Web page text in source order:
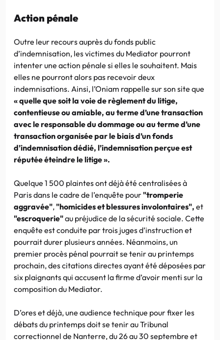
Action pénale
Outre leur recours auprès du fonds public
d’indemnisation, les victimes du Mediator pourront
intenter une action pénale si elles le souhaitent. Mais
elles ne pourront alors pas recevoir deux
indemnisations. Ainsi, l’Oniam rappelle sur son site que
« quelle que soit la voie de règlement du litige,
contentieuse ou amiable, au terme d’une transaction
avec le responsable du dommage ou au terme d’une
transaction organisée par le biais d’un fonds
d’indemnisation dédié, l’indemnisation perçue est
réputée éteindre le litige ».
Quelque 1 500 plaintes ont déjà été centralisées à
Paris dans le cadre de l’enquête pour "tromperie
aggravée", "homicides et blessures involontaires", et
"escroquerie"au préjudice de la sécurité sociale. Cette
enquête est conduite par trois juges d’instruction et
pourrait durer plusieurs années. Néanmoins, un
premier procès pénal pourrait se tenir au printemps
prochain, des citations directes ayant été déposées par
six plaignants qui accusent la firme d’avoir menti sur la
composition du Mediator.
D’ores et déjà, une audience technique pour fixer les
débats du printemps doit se tenir au Tribunal
correctionnel de Nanterre, du 26 au 30 septembre et